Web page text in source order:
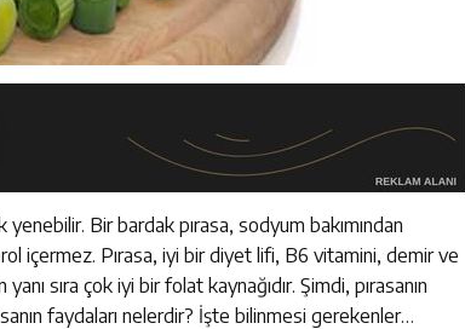
yenebilir. Bir bardak pırasa, sodyum bakımından
içermez. Pırasa, iyi bir diyet lifi, B6 vitamini, demir ve
sıra çok iyi bir folat kaynağıdır. Şimdi, pırasanın
faydaları nelerdir? İşte bilinmesi gerekenler…